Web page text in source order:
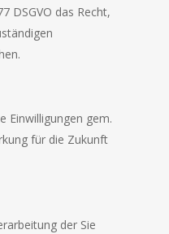
DSGVO das Recht,
Einwilligungen gem.
für die Zukunft
der Sie